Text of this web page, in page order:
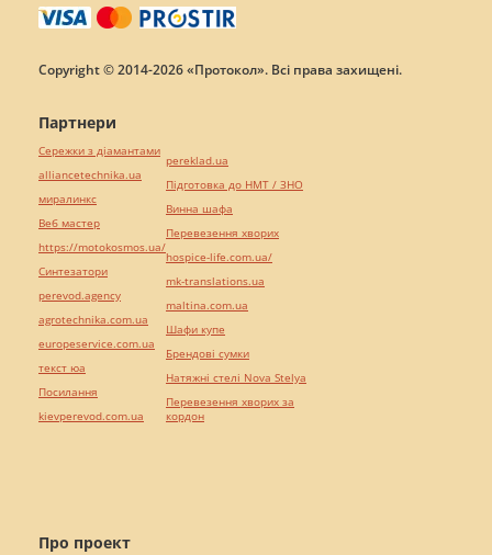
Copyright © 2014-2026 «Протокол». Всі права захищені.
Про проект
Партнери
Сережки з діамантами
alliancetechnika.ua
миралинкс
Веб мастер
https://motokosmos.ua/
Синтезатори
perevod.agency
agrotechnika.com.ua
europeservice.com.ua
текст юа
Посилання
kievperevod.com.ua
pereklad.ua
Підготовка до НМТ / ЗНО
Винна шафа
Перевезення хворих
hospice-life.com.ua/
mk-translations.ua
maltina.com.ua
Шафи купе
Брендові сумки
Натяжні стелі Nova Stelya
Перевезення хворих за
кордон